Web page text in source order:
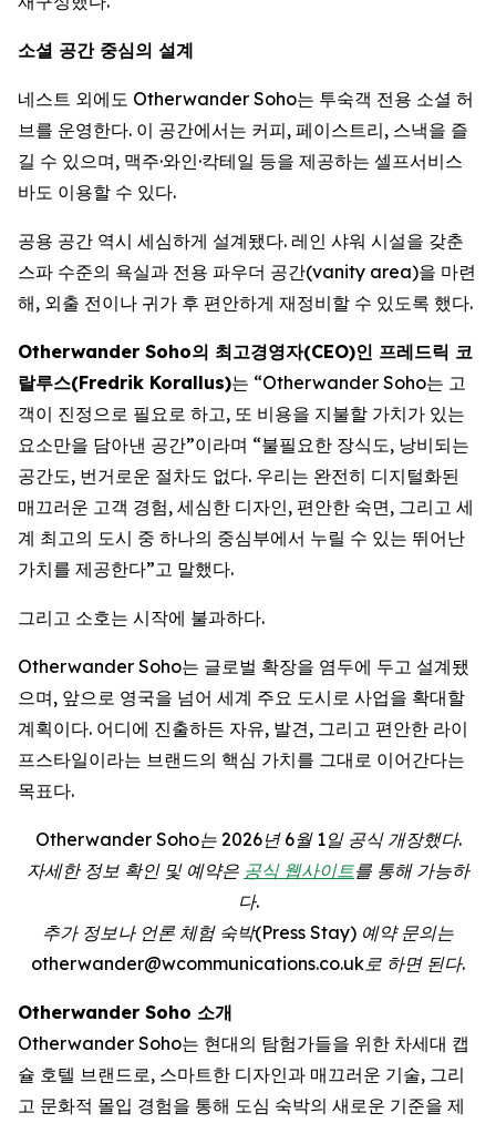
소셜 공간 중심의 설계
네스트 외에도 Otherwander Soho는 투숙객 전용 소셜 허
브를 운영한다. 이 공간에서는 커피, 페이스트리, 스낵을 즐
길 수 있으며, 맥주·와인·칵테일 등을 제공하는 셀프서비스
바도 이용할 수 있다.
공용 공간 역시 세심하게 설계됐다. 레인 샤워 시설을 갖춘
스파 수준의 욕실과 전용 파우더 공간(vanity area)을 마련
해, 외출 전이나 귀가 후 편안하게 재정비할 수 있도록 했다.
Otherwander Soho의 최고경영자(CEO)인 프레드릭 코
랄루스(Fredrik Korallus)는 “Otherwander Soho는 고
객이 진정으로 필요로 하고, 또 비용을 지불할 가치가 있는
요소만을 담아낸 공간”이라며 “불필요한 장식도, 낭비되는
공간도, 번거로운 절차도 없다. 우리는 완전히 디지털화된
매끄러운 고객 경험, 세심한 디자인, 편안한 숙면, 그리고 세
계 최고의 도시 중 하나의 중심부에서 누릴 수 있는 뛰어난
가치를 제공한다”고 말했다.
그리고 소호는 시작에 불과하다.
Otherwander Soho는 글로벌 확장을 염두에 두고 설계됐
으며, 앞으로 영국을 넘어 세계 주요 도시로 사업을 확대할
계획이다. 어디에 진출하든 자유, 발견, 그리고 편안한 라이
프스타일이라는 브랜드의 핵심 가치를 그대로 이어간다는
목표다.
Otherwander Soho는 2026년 6월 1일 공식 개장했다.
자세한 정보 확인 및 예약은 공식 웹사이트를 통해 가능하
다.
추가 정보나 언론 체험 숙박(Press Stay) 예약 문의는
otherwander@wcommunications.co.uk로 하면 된다.
Otherwander Soho 소개
Otherwander Soho는 현대의 탐험가들을 위한 차세대 캡
슐 호텔 브랜드로, 스마트한 디자인과 매끄러운 기술, 그리
고 문화적 몰입 경험을 통해 도심 숙박의 새로운 기준을 제